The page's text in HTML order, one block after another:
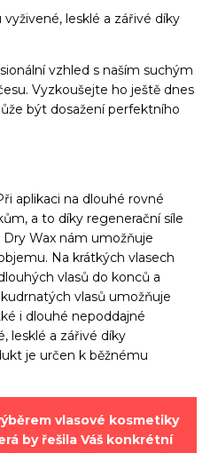
vyživené, lesklé a zářivé díky
vzhled s naším suchým
Vyzkoušejte ho ještě dnes
být dosažení perfektního
aplikaci na dlouhé rovné
a to díky regenerační síle
Wax nám umožňuje
Na krátkých vlasech
vlasů do konců a
vlasů umožňuje
i dlouhé nepoddajné
lesklé a zářivé díky
je určen k běžnému
vlasové kosmetiky
by řešila Váš konkrétní